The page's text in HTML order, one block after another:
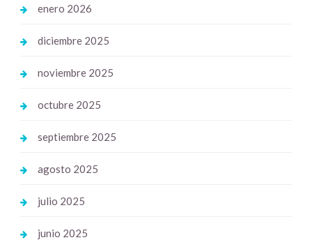
enero 2026
diciembre 2025
noviembre 2025
octubre 2025
septiembre 2025
agosto 2025
julio 2025
junio 2025